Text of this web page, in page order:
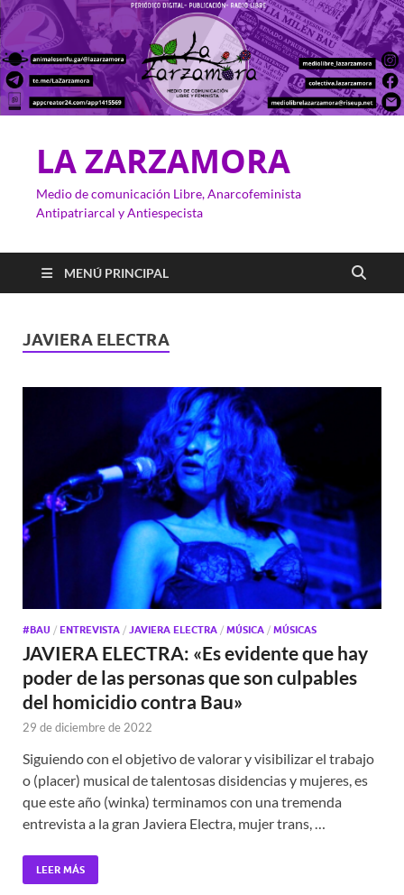
LA ZARZAMORA
Medio de comunicación Libre, Anarcofeminista
Antipatriarcal y Antiespecista
MENÚ PRINCIPAL
JAVIERA ELECTRA
#BAU / ENTREVISTA / JAVIERA ELECTRA / MÚSICA / MÚSICAS
JAVIERA ELECTRA: «Es evidente que hay
poder de las personas que son culpables
del homicidio contra Bau»
29 de diciembre de 2022
Siguiendo con el objetivo de valorar y visibilizar el trabajo
o (placer) musical de talentosas disidencias y mujeres, es
que este año (winka) terminamos con una tremenda
entrevista a la gran Javiera Electra, mujer trans, …
LEER MÁS